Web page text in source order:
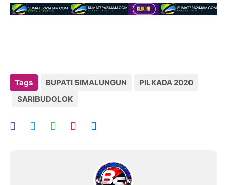
Tags BUPATI SIMALUNGUN
PILKADA 2020
SARIBUDOLOK